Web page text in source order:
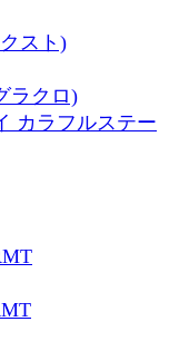
スト)
ラクロ)
カラフルステー